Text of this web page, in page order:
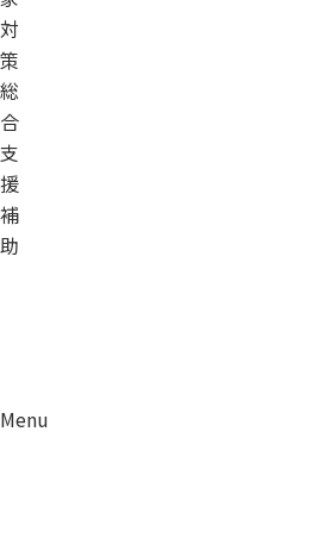
対
策
総
合
支
援
補
助
Menu